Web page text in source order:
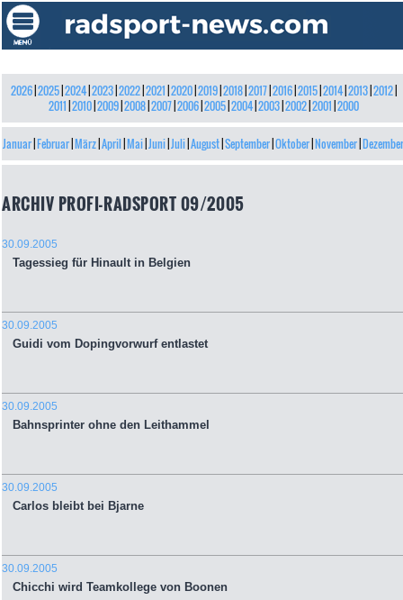
2026| 2025| 2024| 2023| 2022| 2021 2020| 2019| 2018| 2017| 2016| 2015| 2014| 2013| 2012|
2011 2010| 2009| 2008| 2007| 2006| 2005| 2004| 2003| 2002| 2001 2000
Januar Februar März April Mai Juni Juli August September Oktober November Dezember
ARCHIV PROFI-RADSPORT 09/2005
30.09.2005
Tagessieg für Hinault in Belgien
30.09.2005
Guidi vom Dopingvorwurf entlastet
30.09.2005
Bahnsprinter ohne den Leithammel
30.09.2005
Carlos bleibt bei Bjarne
30.09.2005
Chicchi wird Teamkollege von Boonen